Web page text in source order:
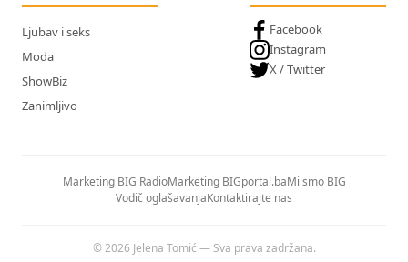
Ljubav i seks
Moda
ShowBiz
Zanimljivo
Facebook
Instagram
X / Twitter
Marketing BIG RadioMarketing BIGportal.baMi smo BIG
Vodič oglašavanjaKontaktirajte nas
© 2026 Jelena Tomić — Sva prava zadržana.